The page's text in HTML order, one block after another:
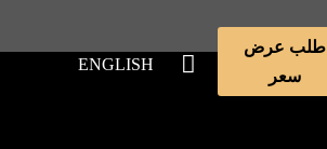
طلب عرض
سعر
ENGLISH